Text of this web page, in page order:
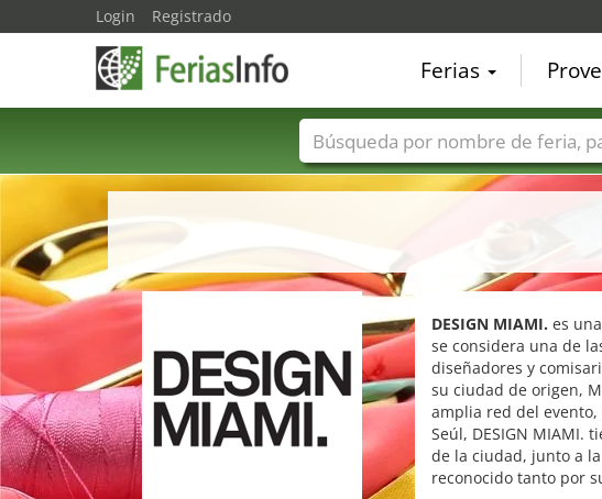
DESIGN MIAMI. es
se considera una de
diseñadores y
su ciudad de origen,
amplia red del
Seúl, DESIGN MIAMI.
de la ciudad, junto a
reconocido tanto por
Login Registrado
Ferias
Nombres de ferias Países